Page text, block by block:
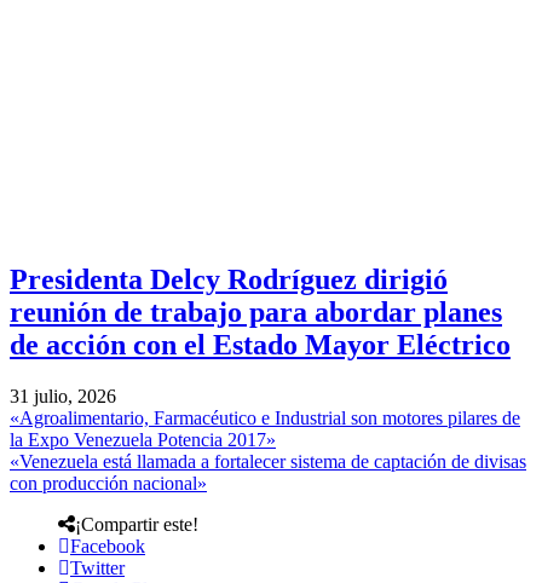
Presidenta Delcy Rodríguez dirigió
reunión de trabajo para abordar planes
de acción con el Estado Mayor Eléctrico
31 julio, 2026
«Agroalimentario, Farmacéutico e Industrial son motores pilares de
la Expo Venezuela Potencia 2017»
«Venezuela está llamada a fortalecer sistema de captación de divisas
con producción nacional»
¡Compartir este!
Facebook
Twitter